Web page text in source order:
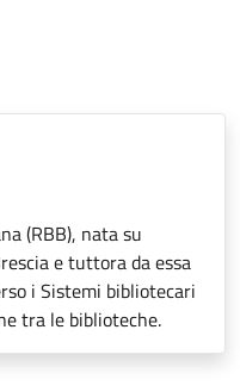
(RBB), nata su
e tuttora da essa
i Sistemi bibliotecari
tra le biblioteche.